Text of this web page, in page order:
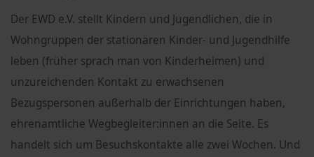
Der EWD e.V. stellt Kindern und Jugendlichen, die in
Wohngruppen der stationären Kinder- und Jugendhilfe
leben (früher sprach man von Kinderheimen) und
unzureichenden Kontakt zu erwachsenen
Bezugspersonen außerhalb der Einrichtungen haben,
ehrenamtliche Wegbegleiter:innen an die Seite. Es
handelt sich um Besuchskontakte alle zwei Wochen. Und